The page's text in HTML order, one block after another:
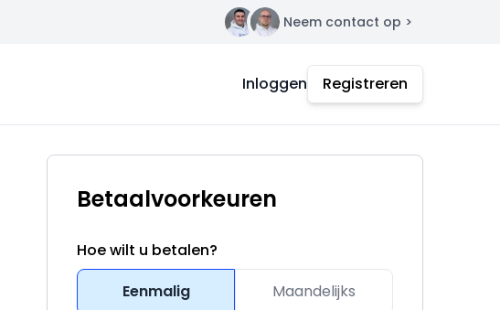
Contact Neem contact op >
Inloggen Registreren
Betaalvoorkeuren
Hoe wilt u betalen?
Eenmalig
Maandelijks